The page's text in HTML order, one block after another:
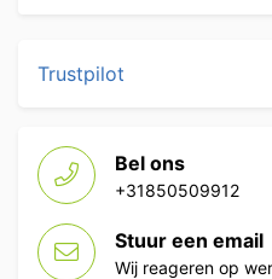
Trustpilot
Bel ons
+31850509912
Stuur een email
Wij reageren op